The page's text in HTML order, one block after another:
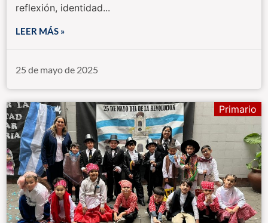
reflexión, identidad...
LEER MÁS »
25 de mayo de 2025
Primario